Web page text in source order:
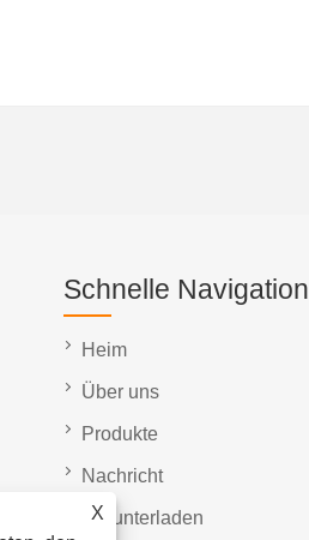
X
Schnelle Navigation
Heim
Über uns
Produkte
Nachricht
Herunterladen